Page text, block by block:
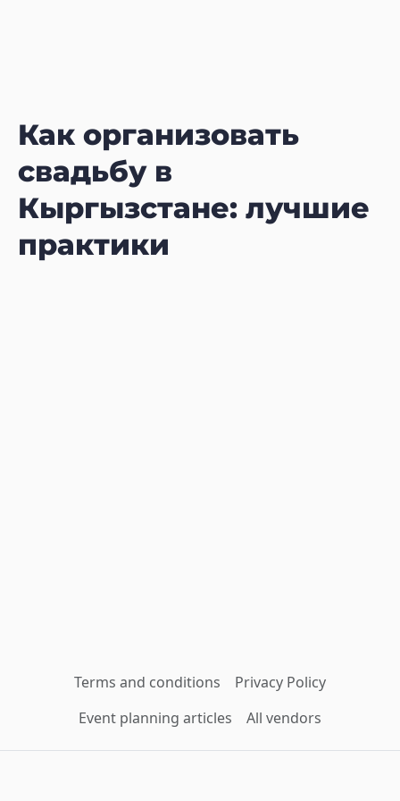
Как организовать
свадьбу в
Кыргызстане: лучшие
практики
Terms and conditions
Privacy Policy
Event planning articles
All vendors